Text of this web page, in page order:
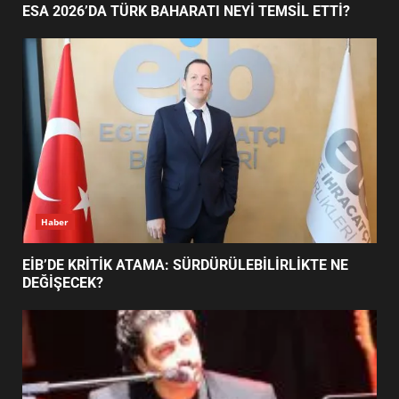
4
FİNALİNDE NE BAŞARDI?
5
BALIKESİR MÜZELERİNDE SÜRE
UZATILDI: NE DEĞİŞTİ?
BURHANİYE SATRANÇ
TURNUVASI KAYITLARI NEYİ
BURHANİYE BELEDİYESPOR’DA
YENİ YÖNETİM NASIL
ŞEKİLLENDİ?
ESA 2026’DA TÜRK BAHARATI NEYİ TEMSİL ETTİ?
Haber
EİB’DE KRİTİK ATAMA: SÜRDÜRÜLEBİLİRLİKTE NE
DEĞİŞECEK?